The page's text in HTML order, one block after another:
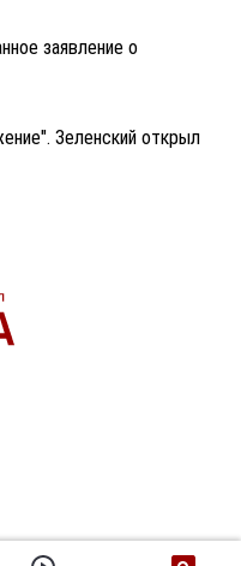
заявление о
Зеленский открыл